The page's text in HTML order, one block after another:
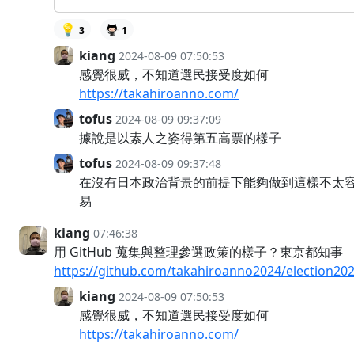
💡 3 1
kiang 2024-08-09 07:50:53
感覺很威，不知道選民接受度如何
https://takahiroanno.com/
tofus 2024-08-09 09:37:09
據說是以素人之姿得第五高票的樣子
tofus 2024-08-09 09:37:48
在沒有日本政治背景的前提下能夠做到這樣不太
易
kiang 07:46:38
用 GitHub 蒐集與整理參選政策的樣子？東京都知事
https://github.com/takahiroanno2024/
kiang 2024-08-09 07:50:53
感覺很威，不知道選民接受度如何
https://takahiroanno.com/